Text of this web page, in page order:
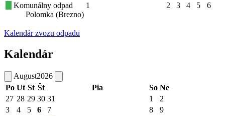
Komunálny odpad
Polomka (Brezno)
1 2 3 4 5 6
Kalendár zvozu odpadu
Kalendár
August2026
Po Ut St Št Pia So Ne
27 28 29 30 31 1
2
3
4 5 6 7 8 9